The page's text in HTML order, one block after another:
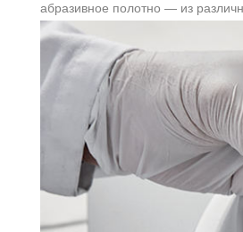
абразивное полотно — из